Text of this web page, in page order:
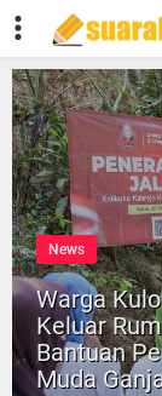
News
Warga
Keluar
Bantuan
Muda